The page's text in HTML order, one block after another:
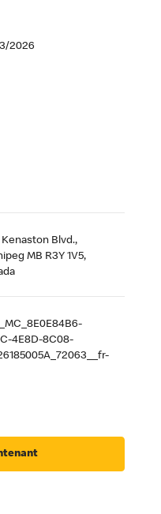
2026
Kenaston Blvd.,
MB R3Y 1V5,
4E8D-8C08-